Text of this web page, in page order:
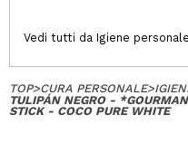
Vedi tutti da Igiene personale
TOP>CURA PERSONALE>
TULIPÁN NEGRO -
STICK - COCO PURE WHITE